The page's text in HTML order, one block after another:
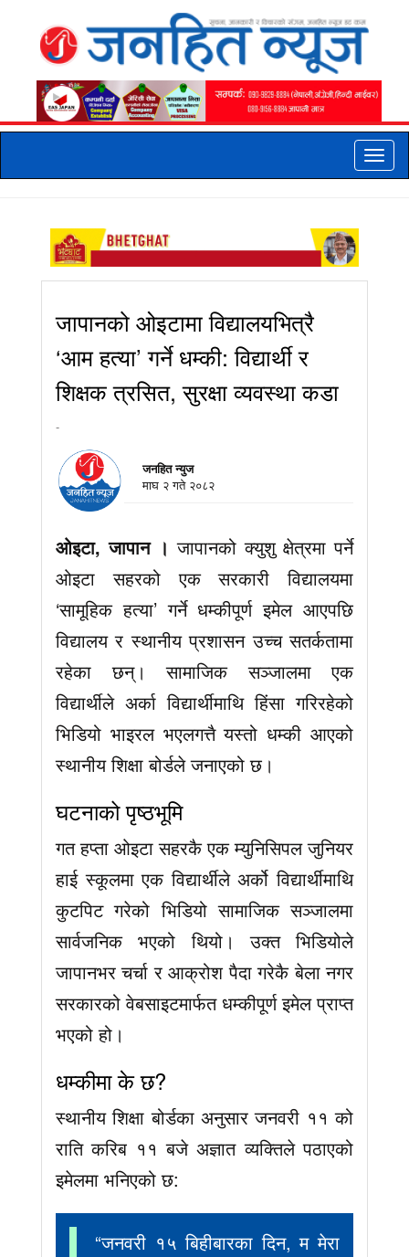
Toggle
जापानको ओइटामा विद्यालयभित्रै
‘आम हत्या’ गर्ने धम्की: विद्यार्थी र
शिक्षक त्रसित, सुरक्षा व्यवस्था कडा
-
जनहित न्युज
माघ २ गते २०८२
ओइटा, जापान । जापानको क्युशु क्षेत्रमा पर्ने
ओइटा सहरको एक सरकारी विद्यालयमा
‘सामूहिक हत्या’ गर्ने धम्कीपूर्ण इमेल आएपछि
विद्यालय र स्थानीय प्रशासन उच्च सतर्कतामा
रहेका छन्। सामाजिक सञ्जालमा एक
विद्यार्थीले अर्का विद्यार्थीमाथि हिंसा गरिरहेको
भिडियो भाइरल भएलगत्तै यस्तो धम्की आएको
स्थानीय शिक्षा बोर्डले जनाएको छ।
घटनाको पृष्ठभूमि
गत हप्ता ओइटा सहरकै एक म्युनिसिपल जुनियर
हाई स्कूलमा एक विद्यार्थीले अर्को विद्यार्थीमाथि
कुटपिट गरेको भिडियो सामाजिक सञ्जालमा
सार्वजनिक भएको थियो। उक्त भिडियोले
जापानभर चर्चा र आक्रोश पैदा गरेकै बेला नगर
सरकारको वेबसाइटमार्फत धम्कीपूर्ण इमेल प्राप्त
भएको हो।
धम्कीमा के छ?
स्थानीय शिक्षा बोर्डका अनुसार जनवरी ११ को
राति करिब ११ बजे अज्ञात व्यक्तिले पठाएको
इमेलमा भनिएको छ:
“जनवरी १५ बिहीबारका दिन, म मेरा